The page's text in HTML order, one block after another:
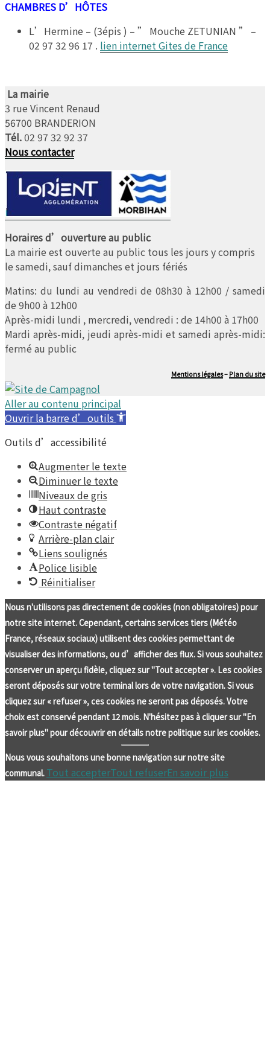
CHAMBRES D’HÔTES
L’Hermine – (3épis ) – ” Mouche ZETUNIAN ” –
02 97 32 96 17 . lien internet Gites de France
La mairie
3 rue Vincent Renaud
56700 BRANDERION
Tél.02 97 32 92 37
Nous contacter
Horaires d’ouverture au public
La mairie est ouverte au public tous les jours y compris
le samedi, sauf dimanches et jours fériés
Matins: du lundi au vendredi de 08h30 à 12h00 / samedi
de 9h00 à 12h00
Après-midi lundi , mercredi, vendredi : de 14h00 à 17h00
Mardi après-midi, jeudi après-midi et samedi après-midi:
fermé au public
Mentions légales– Plan du site
Aller au contenu principal
Ouvrir la barre d’outils
Outils d’accessibilité
Augmenter le texte
Diminuer le texte
Niveaux de gris
Haut contraste
Contraste négatif
Arrière-plan clair
Liens soulignés
Police lisible
Réinitialiser
Nous n'utilisons pas directement de cookies (non obligatoires) pour
notre site internet. Cependant, certains services tiers (Météo
France, réseaux sociaux) utilisent des cookies permettant de
visualiser des informations, ou d’afficher des flux. Si vous souhaitez
conserver un aperçu fidèle, cliquez sur "Tout accepter ». Les cookies
seront déposés sur votre terminal lors de votre navigation. Si vous
cliquez sur « refuser », ces cookies ne seront pas déposés. Votre
choix est conservé pendant 12 mois. N'hésitez pas à cliquer sur "En
savoir plus" pour découvrir en détails notre politique sur les cookies.
Nous vous souhaitons une bonne navigation sur notre site
communal. Tout accepterTout refuserEn savoir plus